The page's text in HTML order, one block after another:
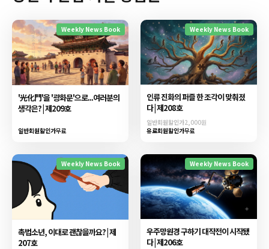
Weekly News Book
'光化門'을 '광화문'으로...여러분의
생각은? | 제209호
일반회원할인가무료
Weekly News Book
인류 진화의 퍼즐 한 조각이 맞춰졌
다 | 제208호
일반회원할인가2,000원
유료회원할인가무료
Weekly News Book
촉법소년, 이대로 괜찮을까요? | 제
207호
Weekly News Book
우주망원경 구하기 대작전이 시작됐
다 | 제206호